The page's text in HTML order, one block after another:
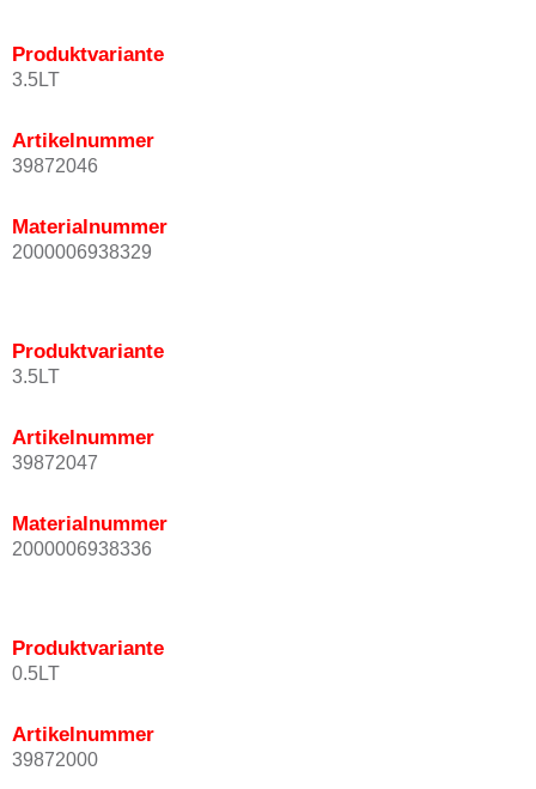
Produktvariante
3.5LT
Artikelnummer
39872046
Materialnummer
2000006938329
Produktvariante
3.5LT
Artikelnummer
39872047
Materialnummer
2000006938336
Produktvariante
0.5LT
Artikelnummer
39872000